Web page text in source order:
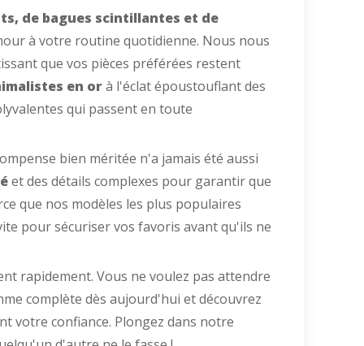
de bagues scintillantes et de
à votre routine quotidienne. Nous nous
que vos pièces préférées restent
en orà l'éclat époustouflant des
qui passent en toute
bien méritée n'a jamais été aussi
et des détails complexes pour garantir que
que nos modèles les plus populaires
pour sécuriser vos favoris avant qu'ils ne
rapidement. Vous ne voulez pas attendre
complète dès aujourd'hui et découvrez
votre confiance. Plongez dans notre